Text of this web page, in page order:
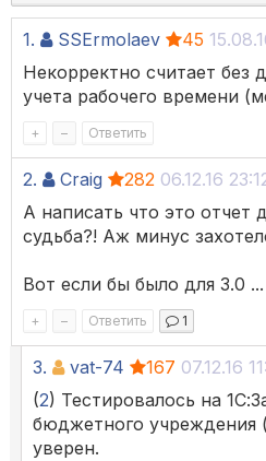
1. SSErmolaev 45
Некорректно считает без
учета рабочего времени
+ – Ответить
2. Craig 282 06.12.16
А написать что это отчет
судьба?! Аж минус
Вот если бы было для 3.0 ...
+ – Ответить 1
3. vat-74 167 07.12.16
(2) Тестировалось на
бюджетного учреждения
уверен.